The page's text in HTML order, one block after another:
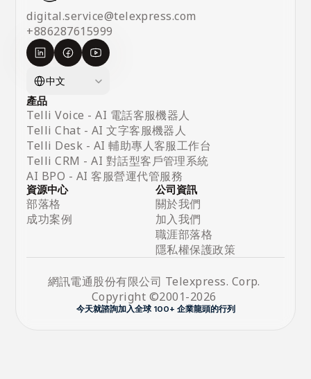
digital.service@telexpress.com
+886287615999
中文
產品
Telli Voice - AI 電話客服機器人
Telli Chat - AI 文字客服機器人
Telli Desk - AI 輔助專人客服工作台
Telli CRM - AI 對話型客戶管理系統
AI BPO - AI 客服營運代管服務
資源中心
部落格
成功案例
公司資訊
關於我們
加入我們
職涯部落格
隱私權保護政策
網訊電通股份有限公司 Telexpress. Corp.
Copyright ©2001-2026
今天就諮詢加入全球 100+ 企業龍頭的行列